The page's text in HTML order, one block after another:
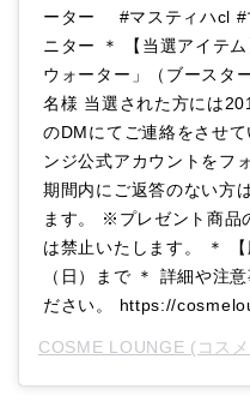
ーター #マスティハcl #
ニター ＊ 【当選アイテ
ウォーター」（ブースタ
名様 当選された方には
のDMにてご連絡をさせ
ンジ公式アカウントをフ
期間内にご返答のない方
ます。 ※プレゼント商品
は禁止いたします。 ＊
（日）まで ＊ 詳細や注
ださい。 https://
COSME LOUNGE (コス